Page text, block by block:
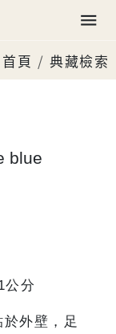
首頁 典藏檢索
blue
公分
外壁，足